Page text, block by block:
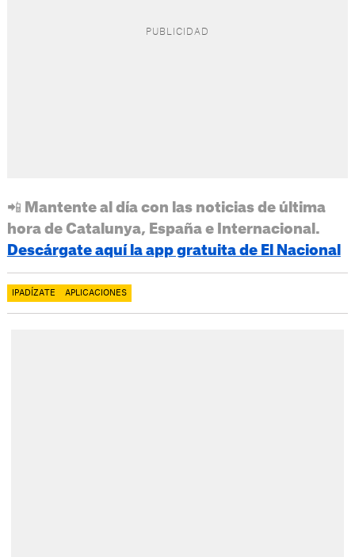
📲 Mantente al día con las noticias de última
hora de Catalunya, España e Internacional.
Descárgate aquí la app gratuita de El Nacional
IPADÍZATE APLICACIONES